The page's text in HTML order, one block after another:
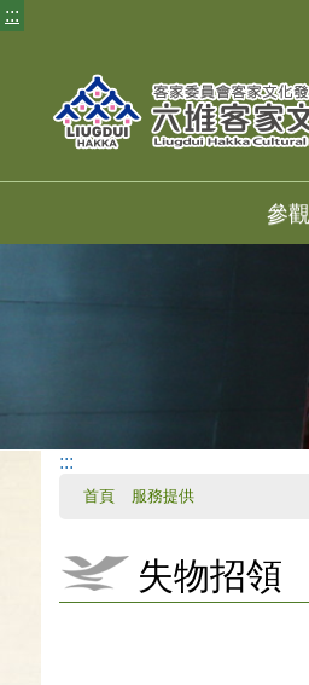
:::
參
:::
首頁 服務提供
失物招領